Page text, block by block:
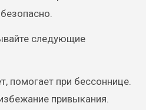
следующие
помогает при бессоннице.
привыкания.